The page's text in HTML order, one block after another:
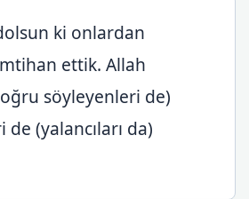
ki onlardan
ettik. Allah
söyleyenleri de)
(yalancıları da)